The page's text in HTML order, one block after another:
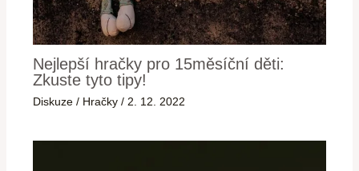
Nejlepší hračky pro 15měsíční děti:
Zkuste tyto tipy!
Diskuze / Hračky / 2. 12. 2022